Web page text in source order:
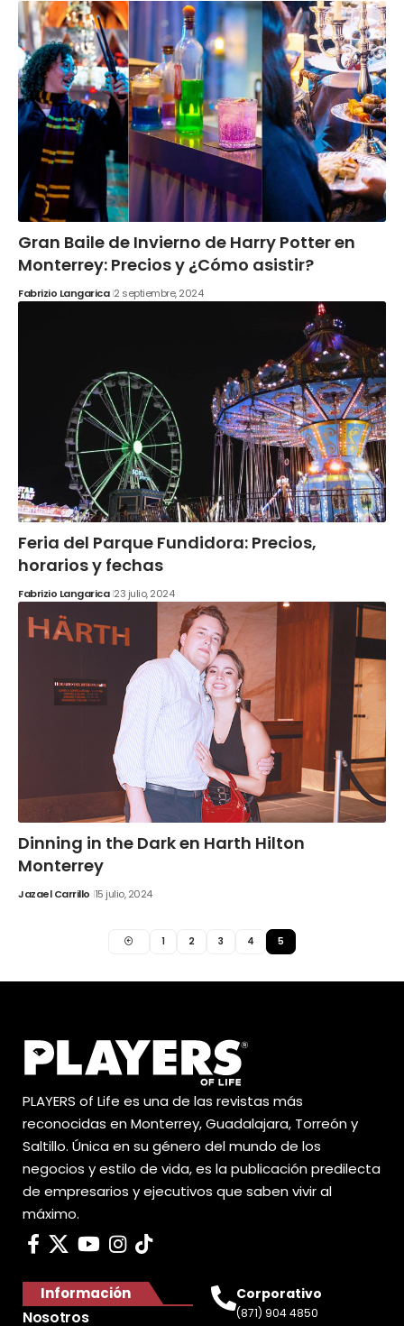
Gran Baile de Invierno de Harry Potter en
Monterrey: Precios y ¿Cómo asistir?
Fabrizio Langarica 2 septiembre, 2024
Feria del Parque Fundidora: Precios,
horarios y fechas
Fabrizio Langarica 23 julio, 2024
Dinning in the Dark en Harth Hilton
Monterrey
Jazael Carrillo 15 julio, 2024
1 2 3 4 5
PLAYERS of Life es una de las revistas más
reconocidas en Monterrey, Guadalajara, Torreón y
Saltillo. Única en su género del mundo de los
negocios y estilo de vida, es la publicación predilecta
de empresarios y ejecutivos que saben vivir al
máximo.
Información
Nosotros
Corporativo
(871) 904 4850